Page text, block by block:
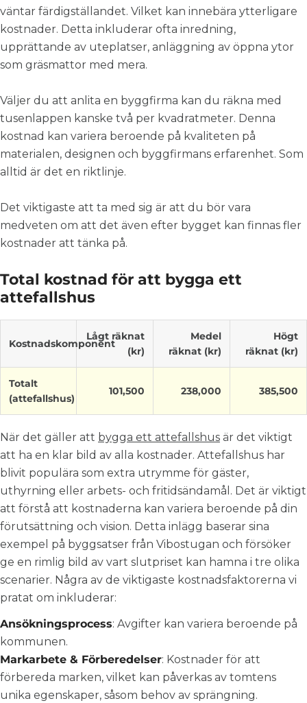
väntar färdigställandet. Vilket kan innebära ytterligare
kostnader. Detta inkluderar ofta inredning,
upprättande av uteplatser, anläggning av öppna ytor
som gräsmattor med mera.
Väljer du att anlita en byggfirma kan du räkna med
tusenlappen kanske två per kvadratmeter. Denna
kostnad kan variera beroende på kvaliteten på
materialen, designen och byggfirmans erfarenhet. Som
alltid är det en riktlinje.
Det viktigaste att ta med sig är att du bör vara
medveten om att det även efter bygget kan finnas fler
kostnader att tänka på.
Total kostnad för att bygga ett
attefallshus
Kostnadskomponent
Lågt räknat
(kr)
Medel
räknat (kr)
Högt
räknat (kr)
Totalt
(attefallshus)
101,500 238,000 385,500
När det gäller att bygga ett attefallshus är det viktigt
att ha en klar bild av alla kostnader. Attefallshus har
blivit populära som extra utrymme för gäster,
uthyrning eller arbets- och fritidsändamål. Det är viktigt
att förstå att kostnaderna kan variera beroende på din
förutsättning och vision. Detta inlägg baserar sina
exempel på byggsatser från Vibostugan och försöker
ge en rimlig bild av vart slutpriset kan hamna i tre olika
scenarier. Några av de viktigaste kostnadsfaktorerna vi
pratat om inkluderar:
Ansökningsprocess: Avgifter kan variera beroende på
kommunen.
Markarbete & Förberedelser: Kostnader för att
förbereda marken, vilket kan påverkas av tomtens
unika egenskaper, såsom behov av sprängning.